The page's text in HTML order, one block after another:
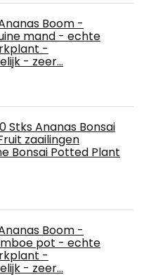
Boom -
mand - echte
-
- zeer…
Stks Ananas Bonsai
zaailingen
Bonsai Potted Plant
Boom -
pot - echte
-
- zeer…